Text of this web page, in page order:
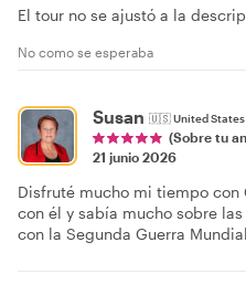
El tour no se ajustó a la
No como se esperaba
Susan 🇺🇸United States
(Sobre tu
21 junio 2026
Disfruté mucho mi tiempo con
con él y sabía mucho sobre
con la Segunda Guerra